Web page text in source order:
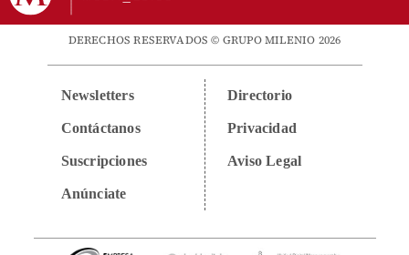
DERECHOS RESERVADOS © GRUPO MILENIO 2026
Newsletters
Contáctanos
Suscripciones
Anúnciate
Directorio
Privacidad
Aviso Legal